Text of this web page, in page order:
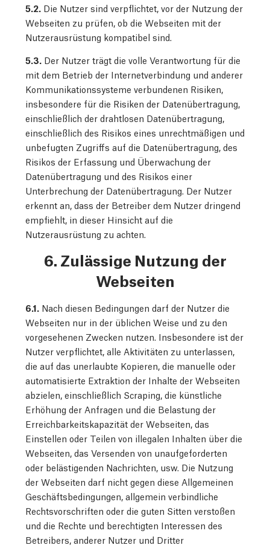
5.2. Die Nutzer sind verpflichtet, vor der Nutzung der
Webseiten zu prüfen, ob die Webseiten mit der
Nutzerausrüstung kompatibel sind.
5.3. Der Nutzer trägt die volle Verantwortung für die
mit dem Betrieb der Internetverbindung und anderer
Kommunikationssysteme verbundenen Risiken,
insbesondere für die Risiken der Datenübertragung,
einschließlich der drahtlosen Datenübertragung,
einschließlich des Risikos eines unrechtmäßigen und
unbefugten Zugriffs auf die Datenübertragung, des
Risikos der Erfassung und Überwachung der
Datenübertragung und des Risikos einer
Unterbrechung der Datenübertragung. Der Nutzer
erkennt an, dass der Betreiber dem Nutzer dringend
empfiehlt, in dieser Hinsicht auf die
Nutzerausrüstung zu achten.
6. Zulässige Nutzung der
Webseiten
6.1. Nach diesen Bedingungen darf der Nutzer die
Webseiten nur in der üblichen Weise und zu den
vorgesehenen Zwecken nutzen. Insbesondere ist der
Nutzer verpflichtet, alle Aktivitäten zu unterlassen,
die auf das unerlaubte Kopieren, die manuelle oder
automatisierte Extraktion der Inhalte der Webseiten
abzielen, einschließlich Scraping, die künstliche
Erhöhung der Anfragen und die Belastung der
Erreichbarkeitskapazität der Webseiten, das
Einstellen oder Teilen von illegalen Inhalten über die
Webseiten, das Versenden von unaufgeforderten
oder belästigenden Nachrichten, usw. Die Nutzung
der Webseiten darf nicht gegen diese Allgemeinen
Geschäftsbedingungen, allgemein verbindliche
Rechtsvorschriften oder die guten Sitten verstoßen
und die Rechte und berechtigten Interessen des
Betreibers, anderer Nutzer und Dritter